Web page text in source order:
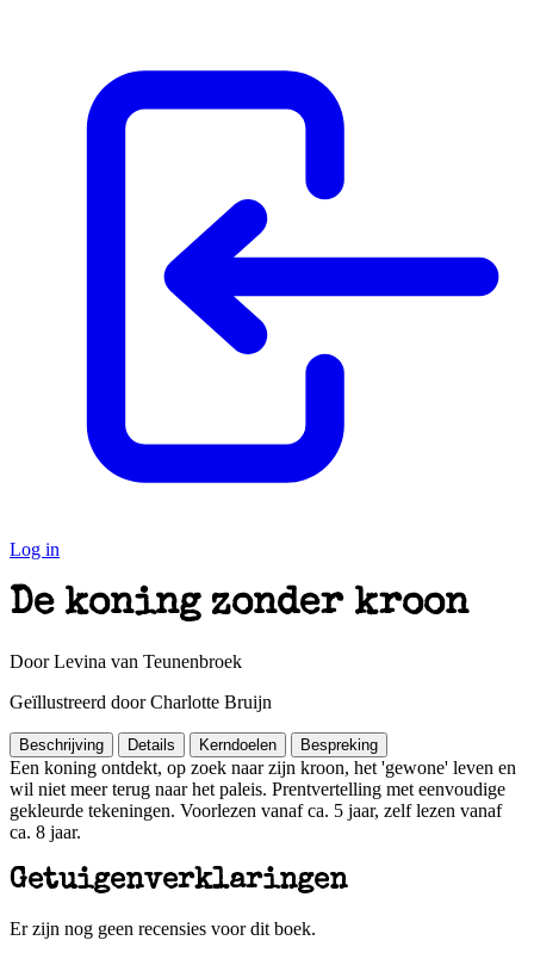
Log in
De koning zonder kroon
Door Levina van Teunenbroek
Geïllustreerd door Charlotte Bruijn
Beschrijving Details Kerndoelen Bespreking
Een koning ontdekt, op zoek naar zijn kroon, het 'gewone' leven en
wil niet meer terug naar het paleis. Prentvertelling met eenvoudige
gekleurde tekeningen. Voorlezen vanaf ca. 5 jaar, zelf lezen vanaf
ca. 8 jaar.
Getuigenverklaringen
Er zijn nog geen recensies voor dit boek.